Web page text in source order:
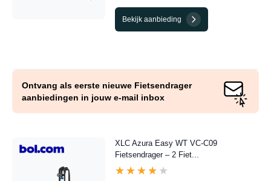
Bekijk aanbieding
Ontvang als eerste nieuwe Fietsendrager
aanbiedingen in jouw e-mail inbox
XLC Azura Easy WT VC-C09
Fietsendrager – 2 Fiet...
★★★★★
★★★★★